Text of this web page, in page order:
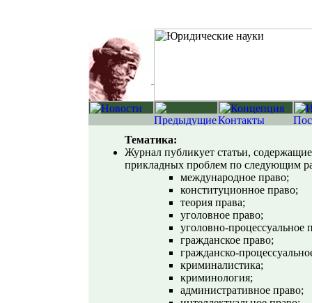
Тематика:
Журнал публикует статьи,
прикладных проблем по следующим
международное право;
конституционное право;
теория права;
уголовное право;
уголовно-процессуальное
гражданское право;
гражданско-
криминалистика;
криминология;
административное право;